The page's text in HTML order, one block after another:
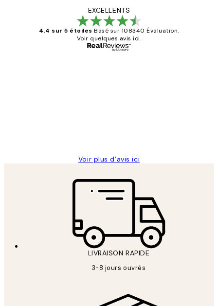
EXCELLENTS
4.4 sur 5 étoiles Basé sur 108340 Évaluation.
Voir quelques avis ici.
Voir plus d’avis ici
LIVRAISON RAPIDE
3-8 jours ouvrés